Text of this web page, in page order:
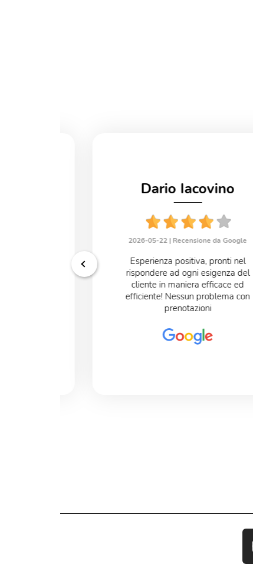
Dario Iacovino
2026-05-22 |Recensione da Google
Esperienza positiva, pronti nel
rispondere ad ogni esigenza del
cliente in maniera efficace ed
efficiente! Nessun problema con
prenotazioni